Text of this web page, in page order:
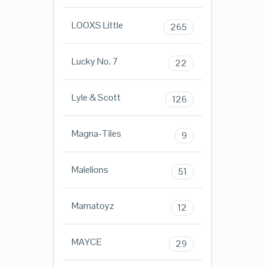
LOOXS Little 265
Lucky No. 7 22
Lyle & Scott 126
Magna-Tiles 9
Malelions 51
Mamatoyz 12
MAYCE 29